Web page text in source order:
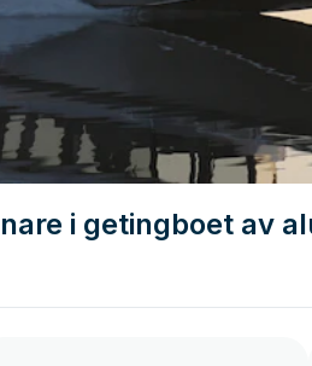
i getingboet av